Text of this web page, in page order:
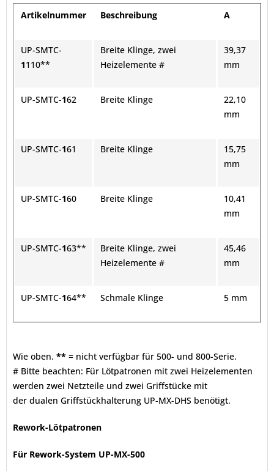
Artikelnummer Beschreibung A
UP-SMTC-
1110**
Breite Klinge, zwei
Heizelemente #
39,37
mm
UP-SMTC-162 Breite Klinge
22,10
mm
UP-SMTC-161 Breite Klinge
15,75
mm
UP-SMTC-160 Breite Klinge
10,41
mm
UP-SMTC-163**
Breite Klinge, zwei
Heizelemente #
45,46
mm
UP-SMTC-164** Schmale Klinge 5 mm
Wie oben. ** = nicht verfügbar für 500- und 800-Serie.
# Bitte beachten: Für Lötpatronen mit zwei Heizelementen
werden zwei Netzteile und zwei Griffstücke mit
der dualen Griffstückhalterung UP-MX-DHS benötigt.
Rework-Lötpatronen
Für Rework-System UP-MX-500